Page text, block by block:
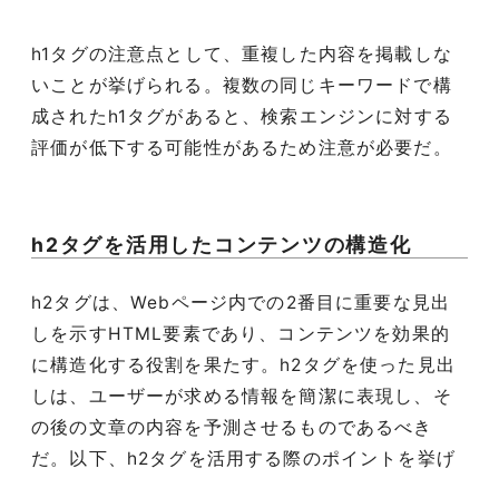
h1タグの注意点として、重複した内容を掲載しな
いことが挙げられる。複数の同じキーワードで構
成されたh1タグがあると、検索エンジンに対する
評価が低下する可能性があるため注意が必要だ。
h2タグを活用したコンテンツの構造化
h2タグは、Webページ内での2番目に重要な見出
しを示すHTML要素であり、コンテンツを効果的
に構造化する役割を果たす。h2タグを使った見出
しは、ユーザーが求める情報を簡潔に表現し、そ
の後の文章の内容を予測させるものであるべき
だ。以下、h2タグを活用する際のポイントを挙げ